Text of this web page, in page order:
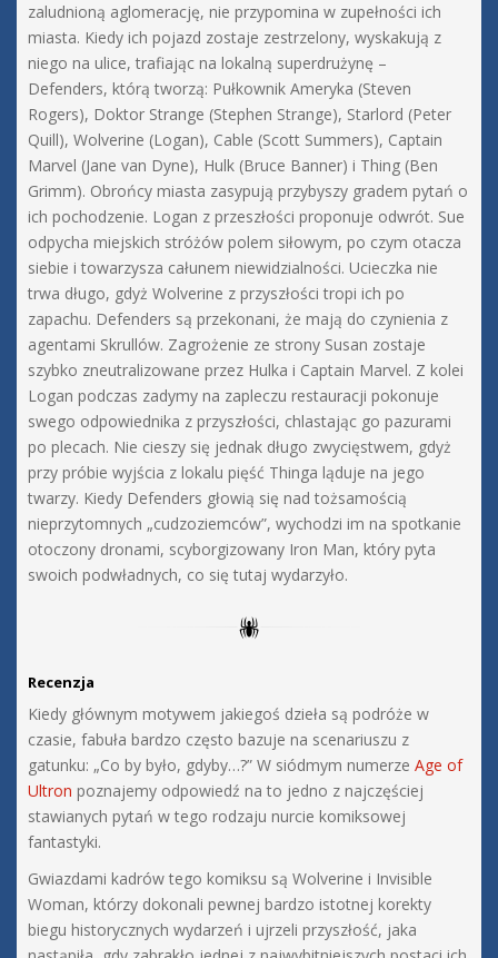
zaludnioną aglomerację, nie przypomina w zupełności ich
miasta. Kiedy ich pojazd zostaje zestrzelony, wyskakują z
niego na ulice, trafiając na lokalną superdrużynę –
Defenders, którą tworzą: Pułkownik Ameryka (Steven
Rogers), Doktor Strange (Stephen Strange), Starlord (Peter
Quill), Wolverine (Logan), Cable (Scott Summers), Captain
Marvel (Jane van Dyne), Hulk (Bruce Banner) i Thing (Ben
Grimm). Obrońcy miasta zasypują przybyszy gradem pytań o
ich pochodzenie. Logan z przeszłości proponuje odwrót. Sue
odpycha miejskich stróżów polem siłowym, po czym otacza
siebie i towarzysza całunem niewidzialności. Ucieczka nie
trwa długo, gdyż Wolverine z przyszłości tropi ich po
zapachu. Defenders są przekonani, że mają do czynienia z
agentami Skrullów. Zagrożenie ze strony Susan zostaje
szybko zneutralizowane przez Hulka i Captain Marvel. Z kolei
Logan podczas zadymy na zapleczu restauracji pokonuje
swego odpowiednika z przyszłości, chlastając go pazurami
po plecach. Nie cieszy się jednak długo zwycięstwem, gdyż
przy próbie wyjścia z lokalu pięść Thinga ląduje na jego
twarzy. Kiedy Defenders głowią się nad tożsamością
nieprzytomnych „cudzoziemców”, wychodzi im na spotkanie
otoczony dronami, scyborgizowany Iron Man, który pyta
swoich podwładnych, co się tutaj wydarzyło.
Recenzja
Kiedy głównym motywem jakiegoś dzieła są podróże w
czasie, fabuła bardzo często bazuje na scenariuszu z
gatunku: „Co by było, gdyby…?” W siódmym numerze Age of
Ultron poznajemy odpowiedź na to jedno z najczęściej
stawianych pytań w tego rodzaju nurcie komiksowej
fantastyki.
Gwiazdami kadrów tego komiksu są Wolverine i Invisible
Woman, którzy dokonali pewnej bardzo istotnej korekty
biegu historycznych wydarzeń i ujrzeli przyszłość, jaka